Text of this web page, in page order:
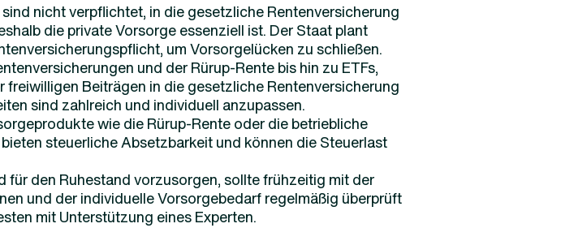
nicht verpflichtet, in die gesetzliche Rentenversicherung
die private Vorsorge essenziell ist. Der Staat plant
um Vorsorgelücken zu schließen.
und der Rürup-Rente bis hin zu ETFs,
freiwilligen Beiträgen in die gesetzliche Rentenversicherung
sind zahlreich und individuell anzupassen.
wie die Rürup-Rente oder die betriebliche
steuerliche Absetzbarkeit und können die Steuerlast
für den Ruhestand vorzusorgen, sollte frühzeitig mit der
und der individuelle Vorsorgebedarf regelmäßig überprüft
mit Unterstützung eines Experten.